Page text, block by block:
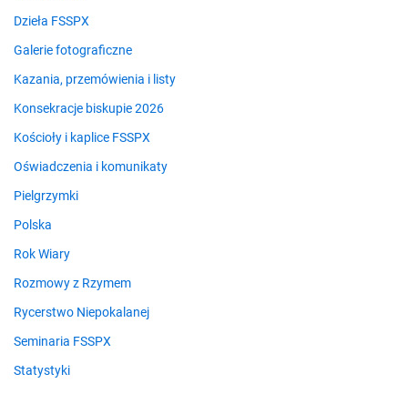
Dzieła FSSPX
Galerie fotograficzne
Kazania, przemówienia i listy
Konsekracje biskupie 2026
Kościoły i kaplice FSSPX
Oświadczenia i komunikaty
Pielgrzymki
Polska
Rok Wiary
Rozmowy z Rzymem
Rycerstwo Niepokalanej
Seminaria FSSPX
Statystyki